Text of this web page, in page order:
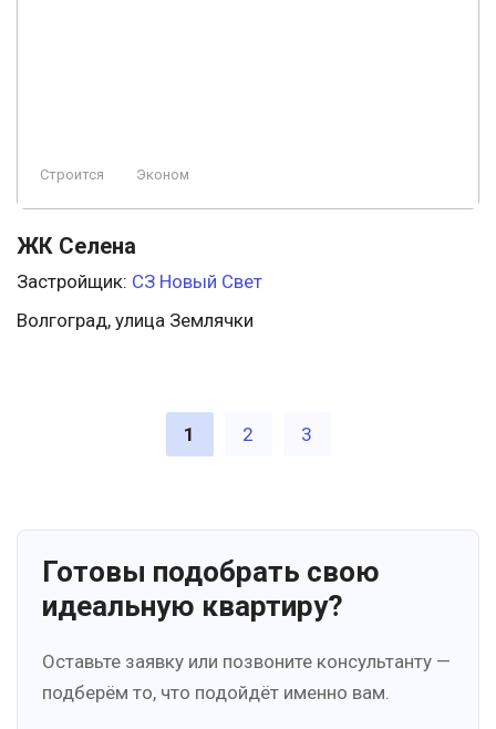
Строится Эконом
ЖК Селена
Застройщик: СЗ Новый Свет
Волгоград, улица Землячки
1 2 3
Готовы подобрать свою
идеальную квартиру?
Оставьте заявку или позвоните консультанту —
подберём то, что подойдёт именно вам.